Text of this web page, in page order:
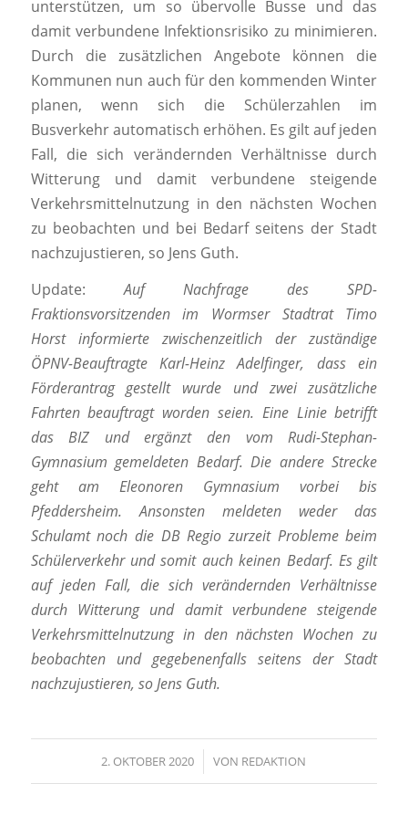
unterstützen, um so übervolle Busse und das
damit verbundene Infektionsrisiko zu minimieren.
Durch die zusätzlichen Angebote können die
Kommunen nun auch für den kommenden Winter
planen, wenn sich die Schülerzahlen im
Busverkehr automatisch erhöhen. Es gilt auf jeden
Fall, die sich verändernden Verhältnisse durch
Witterung und damit verbundene steigende
Verkehrsmittelnutzung in den nächsten Wochen
zu beobachten und bei Bedarf seitens der Stadt
nachzujustieren, so Jens Guth.
Update: Auf Nachfrage des SPD-
Fraktionsvorsitzenden im Wormser Stadtrat Timo
Horst informierte zwischenzeitlich der zuständige
ÖPNV-Beauftragte Karl-Heinz Adelfinger, dass ein
Förderantrag gestellt wurde und zwei zusätzliche
Fahrten beauftragt worden seien. Eine Linie betrifft
das BIZ und ergänzt den vom Rudi-Stephan-
Gymnasium gemeldeten Bedarf. Die andere Strecke
geht am Eleonoren Gymnasium vorbei bis
Pfeddersheim. Ansonsten meldeten weder das
Schulamt noch die DB Regio zurzeit Probleme beim
Schülerverkehr und somit auch keinen Bedarf. Es gilt
auf jeden Fall, die sich verändernden Verhältnisse
durch Witterung und damit verbundene steigende
Verkehrsmittelnutzung in den nächsten Wochen zu
beobachten und gegebenenfalls seitens der Stadt
nachzujustieren, so Jens Guth.
2. OKTOBER 2020
/ VON REDAKTION